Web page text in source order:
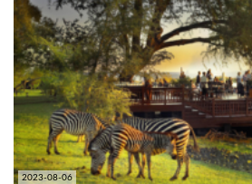
2023-08-06